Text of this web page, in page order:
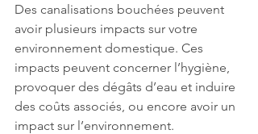
Des canalisations bouchées peuvent
avoir plusieurs impacts sur votre
environnement domestique. Ces
impacts peuvent concerner l’hygiène,
provoquer des dégâts d’eau et induire
des coûts associés, ou encore avoir un
impact sur l’environnement.